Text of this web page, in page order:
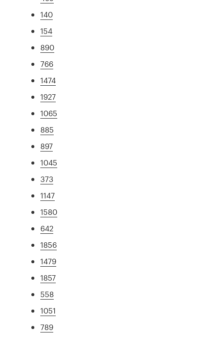
140
154
890
766
1474
1927
1065
885
897
1045
373
1147
1580
642
1856
1479
1857
558
1051
789